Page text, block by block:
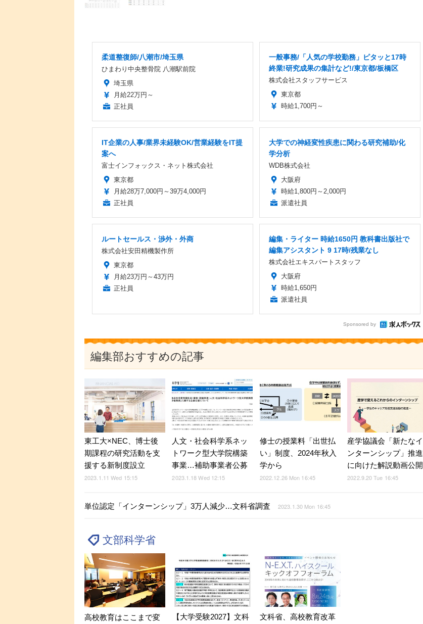
柔道整復師/八潮市/埼玉県
ひまわり中央整骨院 八潮駅前院
埼玉県
月給22万円～
正社員
一般事務/「人気の学校勤務」ピタッと17時
終業!研究成果の集計など!/東京都/板橋区
株式会社スタッフサービス
東京都
時給1,700円～
IT企業の人事/業界未経験OK/営業経験をIT提
案へ
富士インフォックス・ネット株式会社
東京都
月給28万7,000円～39万4,000円
正社員
大学での神経変性疾患に関わる研究補助/化
学分析
WDB株式会社
大阪府
時給1,800円～2,000円
派遣社員
ルートセールス・渉外・外商
株式会社安田精機製作所
東京都
月給23万円～43万円
正社員
編集・ライター 時給1650円 教科書出版社で
編集アシスタント 9 17時/残業なし
株式会社エキスパートスタッフ
大阪府
時給1,650円
派遣社員
Sponsored by
編集部おすすめの記事
東工大×NEC、博士後
期課程の研究活動を支
援する新制度設立
2023.1.11 Wed 15:15
人文・社会科学系ネッ
トワーク型大学院構築
事業…補助事業者公募
2023.1.18 Wed 12:15
修士の授業料「出世払
い」制度、2024年秋入
学から
2022.12.26 Mon 16:45
産学協議会「新たなイ
ンターンシップ」推進
に向けた解説動画公開
2022.9.20 Tue 16:45
単位認定「インターンシップ」3万人減少…文科省調査 2023.1.30 Mon 16:45
文部科学省
高校教育はここまで変
【大学受験2027】文科
文科省、高校教育改革